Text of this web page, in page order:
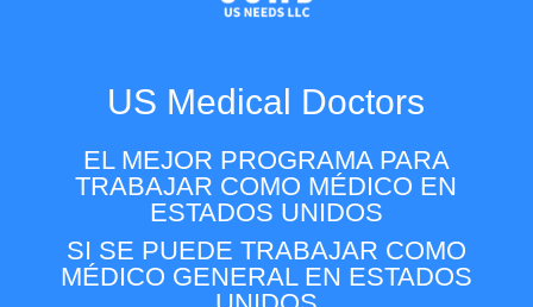
US Medical Doctors
EL MEJOR PROGRAMA PARA
TRABAJAR COMO MÉDICO EN
ESTADOS UNIDOS
SI SE PUEDE TRABAJAR COMO
MÉDICO GENERAL EN ESTADOS